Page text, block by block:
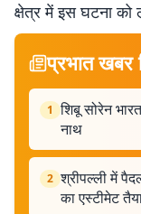
क्षेत्र में इस घटना
प्रभात खबर
1 शिबू सोरेन
नाथ
2 श्रीपल्ली में
का एस्टीमेट